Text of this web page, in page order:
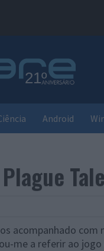
Android
acompanhado com
me a referir ao jogo